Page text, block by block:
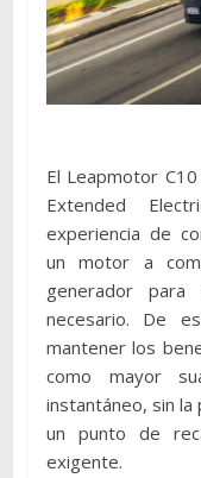
El Leapmotor
Extended
experiencia de
un motor a
generador
necesario. De
mantener los
como mayor
instantáneo, sin
un punto de
exigente.